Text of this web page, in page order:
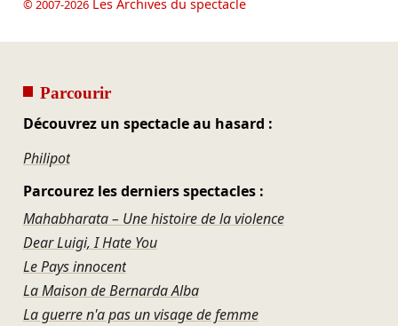
© 2007-2026Les Archives du spectacle
Parcourir
Découvrez un spectacle au hasard :
Philipot
Parcourez les derniers spectacles :
Mahabharata – Une histoire de la violence
Dear Luigi, I Hate You
Le Pays innocent
La Maison de Bernarda Alba
La guerre n'a pas un visage de femme